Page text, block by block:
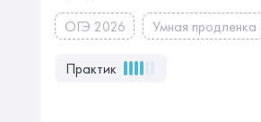
ОГЭ 2026 Умная продленка
Практик